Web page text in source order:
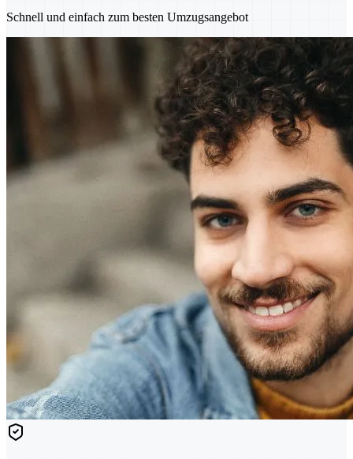
Schnell und einfach zum besten Umzugsangebot